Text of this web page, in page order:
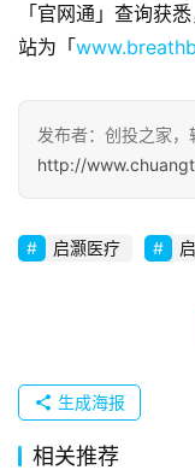
商
察
初
创
企
牌
发
布
「官网通」查询获
站为「
发布者：创投之家，
http://
启灏医疗
生成海报
相关推荐